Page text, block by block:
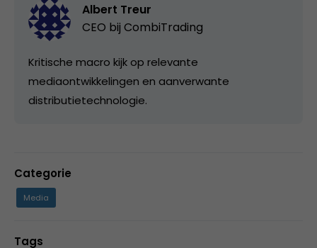
Albert Treur
CEO bij CombiTrading
Kritische macro kijk op relevante
mediaontwikkelingen en aanverwante
distributietechnologie.
Categorie
Media
Tags